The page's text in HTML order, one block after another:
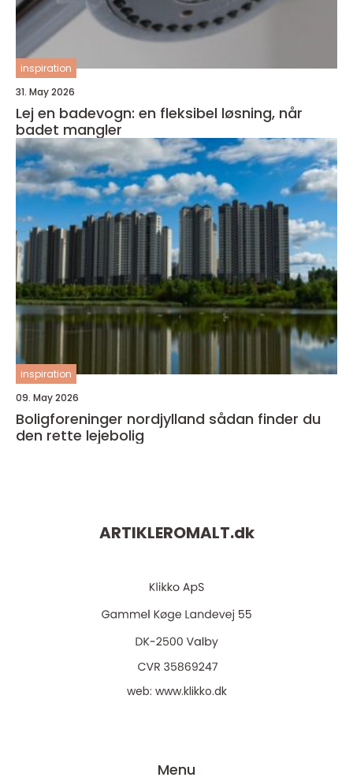
inspiration
31. May 2026
Lej en badevogn: en fleksibel løsning, når
badet mangler
inspiration
09. May 2026
Boligforeninger nordjylland sådan finder du
den rette lejebolig
ARTIKLEROMALT.dk
web: www.klikko.dk
Menu